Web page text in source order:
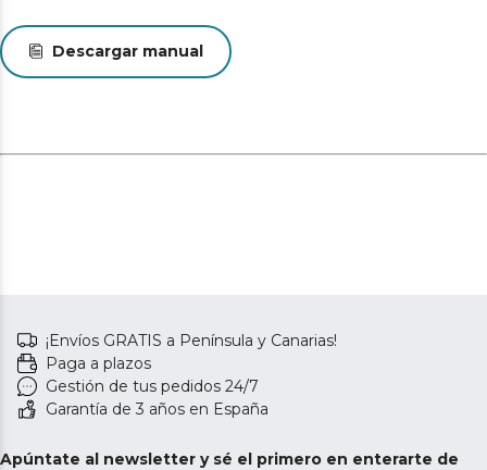
Descargar manual
¡Envíos GRATIS a Península y Canarias!
Paga a plazos
Gestión de tus pedidos 24/7
Garantía de 3 años en España
Apúntate al newsletter y sé el primero en enterarte de